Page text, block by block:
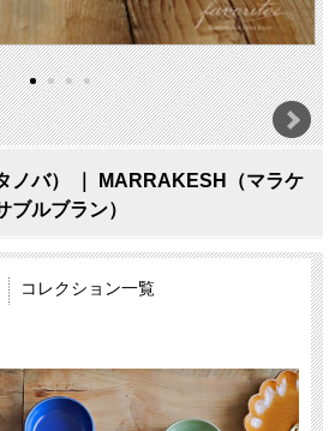
ノバ） ｜ MARRAKESH（マラケ
ブルブラン）
コレクション一覧